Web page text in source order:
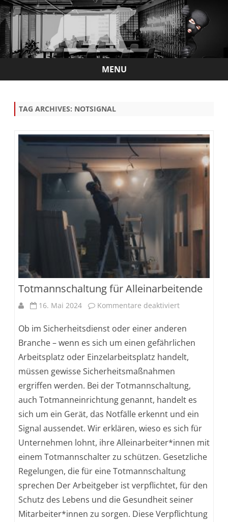
MENU
TAG ARCHIVES: NOTSIGNAL
Totmannschaltung für Alleinarbeitende
16. Mai 2024 Kommentare deaktiviertfür
für
Ob im Sicherheitsdienst oder einer anderen
Branche – wenn es sich um einen gefährlichen
Arbeitsplatz oder Einzelarbeitsplatz handelt,
müssen gewisse Sicherheitsmaßnahmen
ergriffen werden. Bei der Totmannschaltung,
auch Totmanneinrichtung genannt, handelt es
sich um ein Gerät, das Notfälle erkennt und ein
Signal aussendet. Wir erklären, wieso es sich für
Unternehmen lohnt, ihre Alleinarbeiter*innen mit
einem Totmannschalter zu schützen. Gesetzliche
Regelungen, die für eine Totmannschaltung
sprechen Der Arbeitgeber ist verpflichtet, für den
Schutz des Lebens und die Gesundheit seiner
Mitarbeiter*innen zu sorgen. Diese Verpflichtung